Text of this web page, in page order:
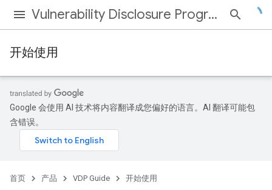
Vulnerability Disclosure Program
开始使用
Google 会使用 AI 技术将内容翻译成您偏好的语言。AI 翻译可能包
含错误。
首页 产品 VDP Guide 开始使用